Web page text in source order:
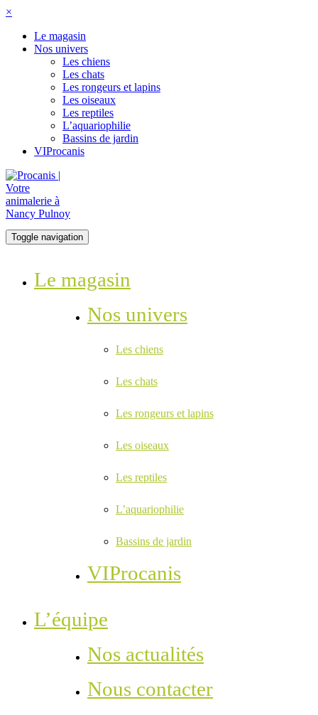
×
Le magasin
Nos univers
Les chiens
Les chats
Les rongeurs et lapins
Les oiseaux
Les reptiles
L’aquariophilie
Bassins de jardin
VIProcanis
Toggle navigation
Le magasin
Nos univers
Les chiens
Les chats
Les rongeurs et lapins
Les oiseaux
Les reptiles
L’aquariophilie
Bassins de jardin
VIProcanis
L’équipe
Nos actualités
Nous contacter